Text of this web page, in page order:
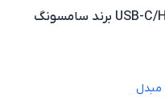
مبدل استوک USB-C به USB-C/HDMI/USB برند سامسونگ
مبدل